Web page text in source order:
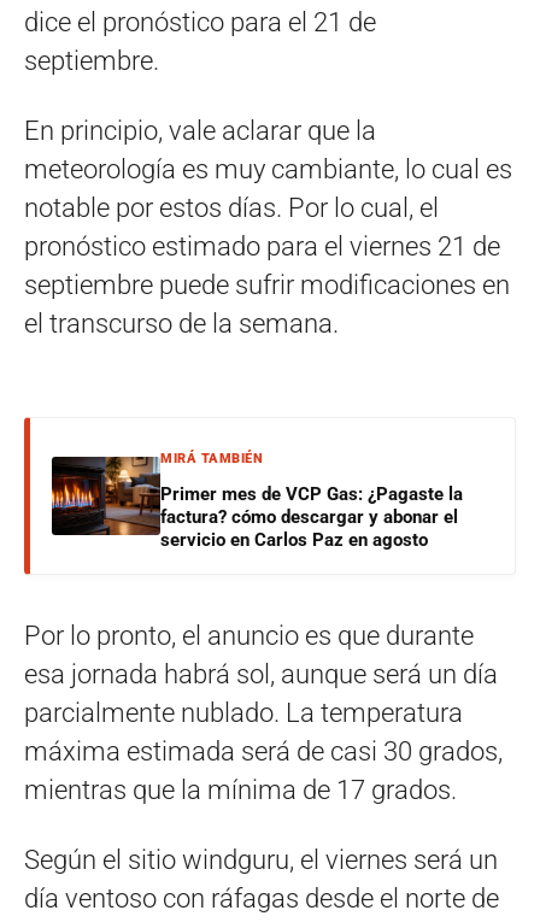
dice el pronóstico para el 21 de
septiembre.
En principio, vale aclarar que la
meteorología es muy cambiante, lo cual es
notable por estos días. Por lo cual, el
pronóstico estimado para el viernes 21 de
septiembre puede sufrir modificaciones en
el transcurso de la semana.
MIRÁ TAMBIÉN
Primer mes de VCP Gas: ¿Pagaste la
factura? cómo descargar y abonar el
servicio en Carlos Paz en agosto
Por lo pronto, el anuncio es que durante
esa jornada habrá sol, aunque será un día
parcialmente nublado. La temperatura
máxima estimada será de casi 30 grados,
mientras que la mínima de 17 grados.
Según el sitio windguru, el viernes será un
día ventoso con ráfagas desde el norte de